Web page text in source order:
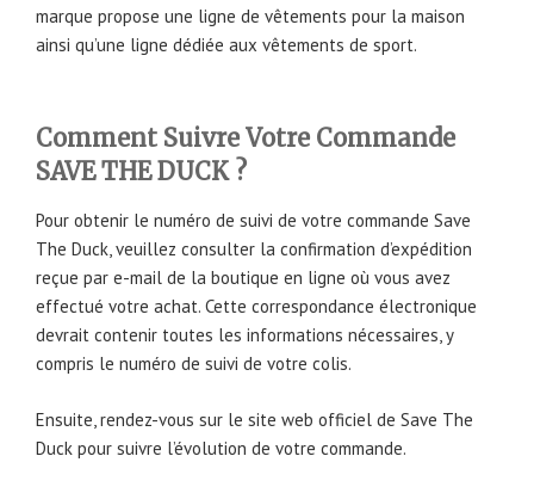
marque propose une ligne de vêtements pour la maison
ainsi qu’une ligne dédiée aux vêtements de sport.
Comment Suivre Votre Commande
SAVE THE DUCK ?
Pour obtenir le numéro de suivi de votre commande Save
The Duck, veuillez consulter la confirmation d’expédition
reçue par e-mail de la boutique en ligne où vous avez
effectué votre achat. Cette correspondance électronique
devrait contenir toutes les informations nécessaires, y
compris le numéro de suivi de votre colis.
Ensuite, rendez-vous sur le site web officiel de Save The
Duck pour suivre l’évolution de votre commande.